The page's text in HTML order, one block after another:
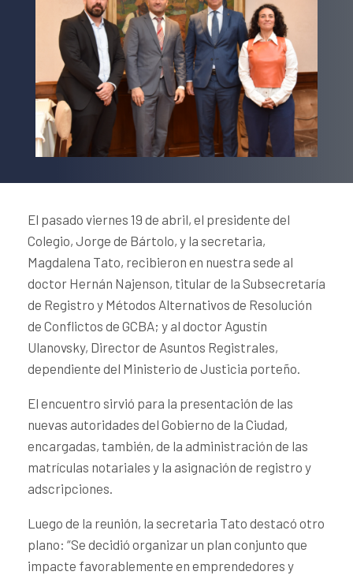
El pasado viernes 19 de abril, el presidente del
Colegio, Jorge de Bártolo, y la secretaria,
Magdalena Tato, recibieron en nuestra sede al
doctor Hernán Najenson, titular de la Subsecretaría
de Registro y Métodos Alternativos de Resolución
de Conflictos de GCBA; y al doctor Agustín
Ulanovsky, Director de Asuntos Registrales,
dependiente del Ministerio de Justicia porteño.
El encuentro sirvió para la presentación de las
nuevas autoridades del Gobierno de la Ciudad,
encargadas, también, de la administración de las
matrículas notariales y la asignación de registro y
adscripciones.
Luego de la reunión, la secretaria Tato destacó otro
plano: “Se decidió organizar un plan conjunto que
impacte favorablemente en emprendedores y